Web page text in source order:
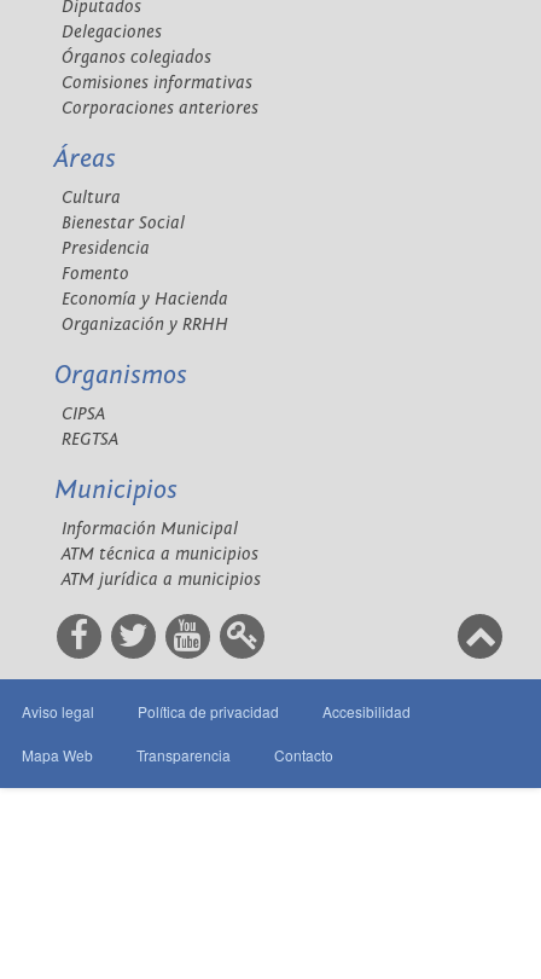
Diputados
Delegaciones
Órganos colegiados
Comisiones informativas
Corporaciones anteriores
Áreas
Cultura
Bienestar Social
Presidencia
Fomento
Economía y Hacienda
Organización y RRHH
Organismos
CIPSA
REGTSA
Municipios
Información Municipal
ATM técnica a municipios
ATM jurídica a municipios
Aviso legal Política de privacidad Accesibilidad
Mapa Web Transparencia Contacto